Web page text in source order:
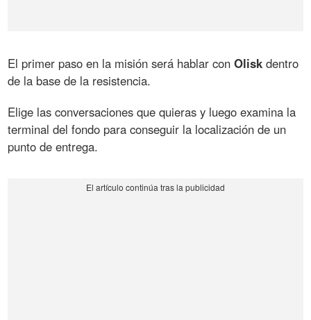
El primer paso en la misión será hablar conOlisk dentro
de la base de la resistencia.
Elige las conversaciones que quieras y luego examina la
terminal del fondo para conseguir la localización de un
punto de entrega.